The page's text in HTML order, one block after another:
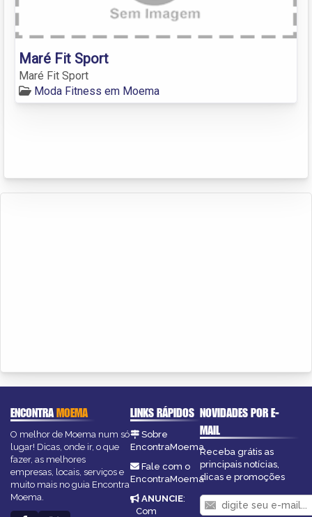
Maré Fit Sport
Maré Fit Sport
Moda Fitness em Moema
ENCONTRAMOEMA
O melhor de Moema num só
lugar! Dicas, onde ir, o que
fazer, as melhores
empresas, locais, serviços e
muito mais no guia Encontra
Moema.
LINKS RÁPIDOS
Sobre
EncontraMoema
Fale com o
EncontraMoema
ANUNCIE:
Com
NOVIDADES POR E-
MAIL
Receba grátis as
principais notícias,
dicas e promoções